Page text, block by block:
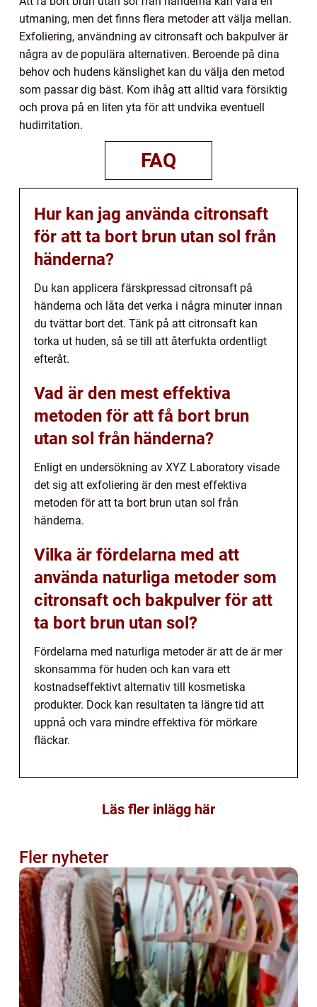
utmaning, men det finns flera metoder att välja mellan.
Exfoliering, användning av citronsaft och bakpulver är
några av de populära alternativen. Beroende på dina
behov och hudens känslighet kan du välja den metod
som passar dig bäst. Kom ihåg att alltid vara försiktig
och prova på en liten yta för att undvika eventuell
hudirritation.
FAQ
Hur kan jag använda citronsaft
för att ta bort brun utan sol från
händerna?
Du kan applicera färskpressad citronsaft på
händerna och låta det verka i några minuter innan
du tvättar bort det. Tänk på att citronsaft kan
torka ut huden, så se till att återfukta ordentligt
efteråt.
Vad är den mest effektiva
metoden för att få bort brun
utan sol från händerna?
Enligt en undersökning av XYZ Laboratory visade
det sig att exfoliering är den mest effektiva
metoden för att ta bort brun utan sol från
händerna.
Vilka är fördelarna med att
använda naturliga metoder som
citronsaft och bakpulver för att
ta bort brun utan sol?
Fördelarna med naturliga metoder är att de är mer
skonsamma för huden och kan vara ett
kostnadseffektivt alternativ till kosmetiska
produkter. Dock kan resultaten ta längre tid att
uppnå och vara mindre effektiva för mörkare
fläckar.
Läs fler inlägg här
Fler nyheter